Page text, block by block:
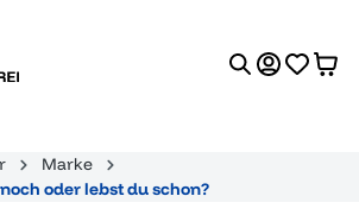
Marke
oder lebst du schon?